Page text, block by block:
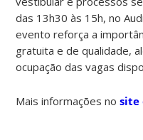
das 13h30 às 15h, no
evento reforça a
gratuita e de qualidade,
ocupação das vagas
Mais informações nosite